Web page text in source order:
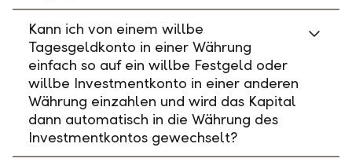
Kann ich von einem willbe
Tagesgeldkonto in einer Währung
einfach so auf ein willbe Festgeld oder
willbe Investmentkonto in einer anderen
Währung einzahlen und wird das Kapital
dann automatisch in die Währung des
Investmentkontos gewechselt?